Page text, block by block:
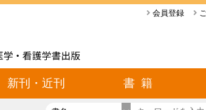
会員登録
新刊・近刊 書 籍